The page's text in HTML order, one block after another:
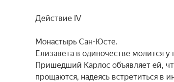
Действие IV
Монастырь Сан-Юсте.
Елизавета в одиночестве молится
Пришедший Карлос объявляет ей,
прощаются, надеясь встретиться